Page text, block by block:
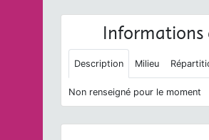
Informations
Description Milieu
Non renseigné pour le moment